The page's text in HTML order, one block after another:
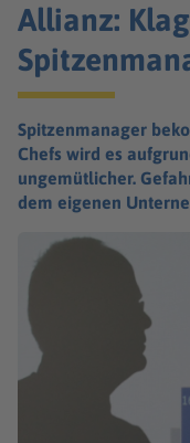
Allianz:
Spitzenmanager
Chefs wird es
ungemütlicher.
dem eigenen